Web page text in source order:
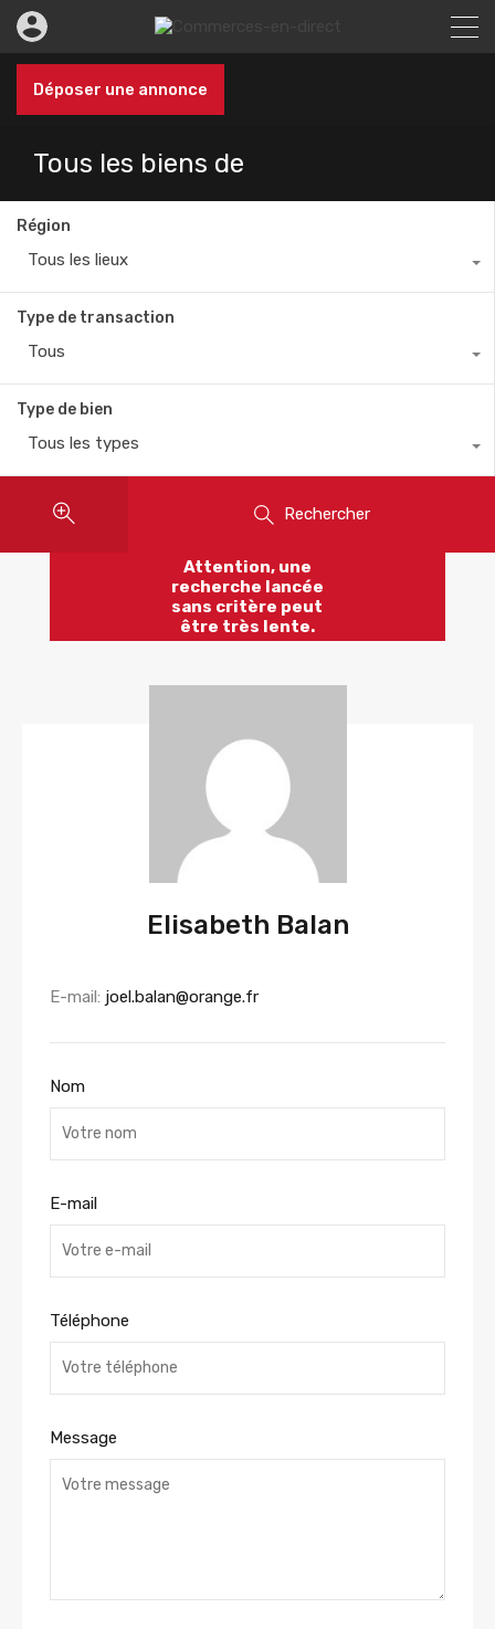
Déposer une annonce
Tous les biens de
Région
Tous les lieux
Type de transaction
Tous
Type de bien
Tous les types
Rechercher
Attention, une
recherche lancée
sans critère peut
être très lente.
Elisabeth Balan
E-mail: joel.balan@orange.fr
Nom
E-mail
Téléphone
Message